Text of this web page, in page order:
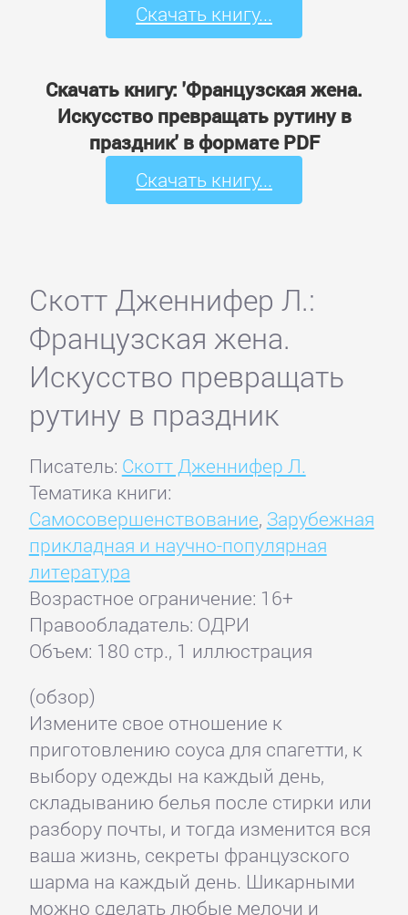
Скачать книгу...
Скачать книгу: 'Французская жена.
Искусство превращать рутину в
праздник' в формате PDF
Скачать книгу...
Скотт Дженнифер Л.:
Французская жена.
Искусство превращать
рутину в праздник
Писатель: Скотт Дженнифер Л.
Тематика книги:
Самосовершенствование, Зарубежная
прикладная и научно-популярная
литература
Возрастное ограничение: 16+
Правообладатель: ОДРИ
Объем: 180 стр., 1 иллюстрация
(обзор)
Измените свое отношение к
приготовлению соуса для спагетти, к
выбору одежды на каждый день,
складыванию белья после стирки или
разбору почты, и тогда изменится вся
ваша жизнь, секреты французского
шарма на каждый день. Шикарными
можно сделать любые мелочи и